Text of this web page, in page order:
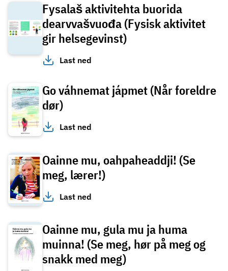
Fysalaš aktivitehta buorida
dearvvašvuođa (Fysisk aktivitet
gir helsegevinst)
Last ned
Go váhnemat jápmet (Når foreldre
dør)
Last ned
Oainne mu, oahpaheaddji! (Se
meg, lærer!)
Last ned
Oainne mu, gula mu ja huma
muinna! (Se meg, hør på meg og
snakk med meg)